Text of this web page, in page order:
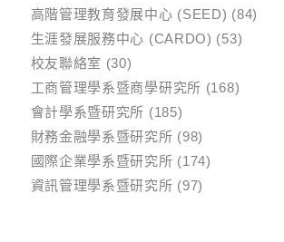
高階管理教育發展中心 (SEED) (84)
生涯發展服務中心 (CARDO) (53)
校友聯絡室 (30)
工商管理學系暨商學研究所 (168)
會計學系暨研究所 (185)
財務金融學系暨研究所 (98)
國際企業學系暨研究所 (174)
資訊管理學系暨研究所 (97)